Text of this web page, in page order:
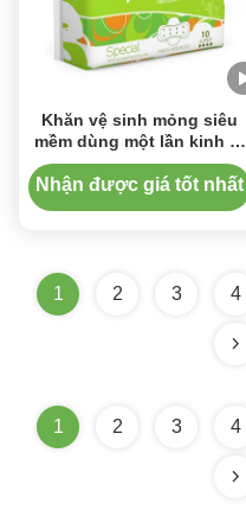
Khăn vệ sinh mỏng siêu
mềm dùng một lần kinh tế
Comfrotable
Nhận được giá tốt nhất
1 2 3 4
1 2 3 4